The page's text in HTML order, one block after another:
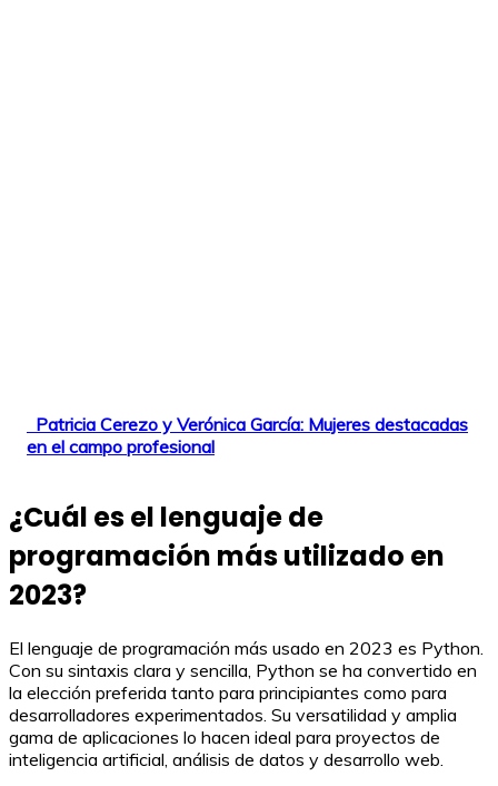
Patricia Cerezo y Verónica García: Mujeres destacadas
en el campo profesional
¿Cuál es el lenguaje de
programación más utilizado en
2023?
El lenguaje de programación más usado en 2023 es Python.
Con su sintaxis clara y sencilla, Python se ha convertido en
la elección preferida tanto para principiantes como para
desarrolladores experimentados. Su versatilidad y amplia
gama de aplicaciones lo hacen ideal para proyectos de
inteligencia artificial, análisis de datos y desarrollo web.